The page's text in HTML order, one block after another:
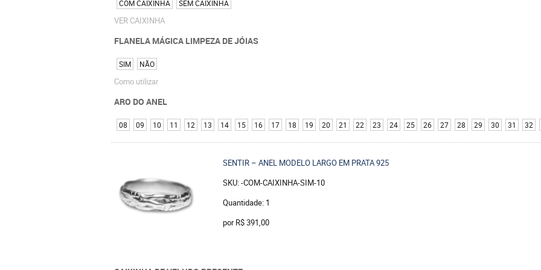
COM CAIXINHA SEM CAIXINHA
VER CAIXINHA
FLANELA MÁGICA LIMPEZA DE JÓIAS
SIM NÃO
Como utilizar
ARO DO ANEL
08 09 10 11 12 13 14 15 16 17 18 19 20 21 22 23 24 25 26 27 28 29 30 31 32
SENTIR – ANEL MODELO LARGO EM PRATA 925
SKU: -COM-CAIXINHA-SIM-10
Quantidade: 1
porR$ 391,00